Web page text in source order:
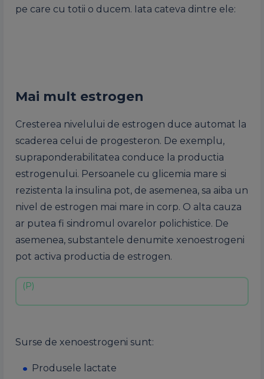
pe care cu totii o ducem. Iata cateva dintre ele:
Mai mult estrogen
Cresterea nivelului de estrogen duce automat la
scaderea celui de progesteron. De exemplu,
supraponderabilitatea conduce la productia
estrogenului. Persoanele cu glicemia mare si
rezistenta la insulina pot, de asemenea, sa aiba un
nivel de estrogen mai mare in corp. O alta cauza
ar putea fi sindromul ovarelor polichistice. De
asemenea, substantele denumite xenoestrogeni
pot activa productia de estrogen.
Surse de xenoestrogeni sunt:
Produsele lactate